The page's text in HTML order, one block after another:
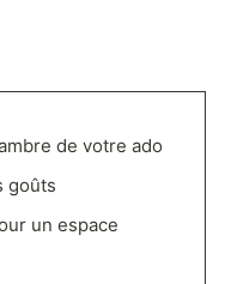
de votre ado
goûts
un espace